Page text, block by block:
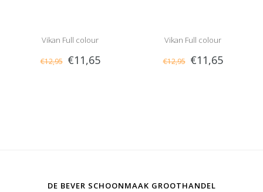
Vikan Full colour
vervangingscassette, 60 cm
€12,95 €11,65
Vikan Full colour
vervangingscassette, 60 cm
€12,95 €11,65
DE BEVER SCHOONMAAK GROOTHANDEL